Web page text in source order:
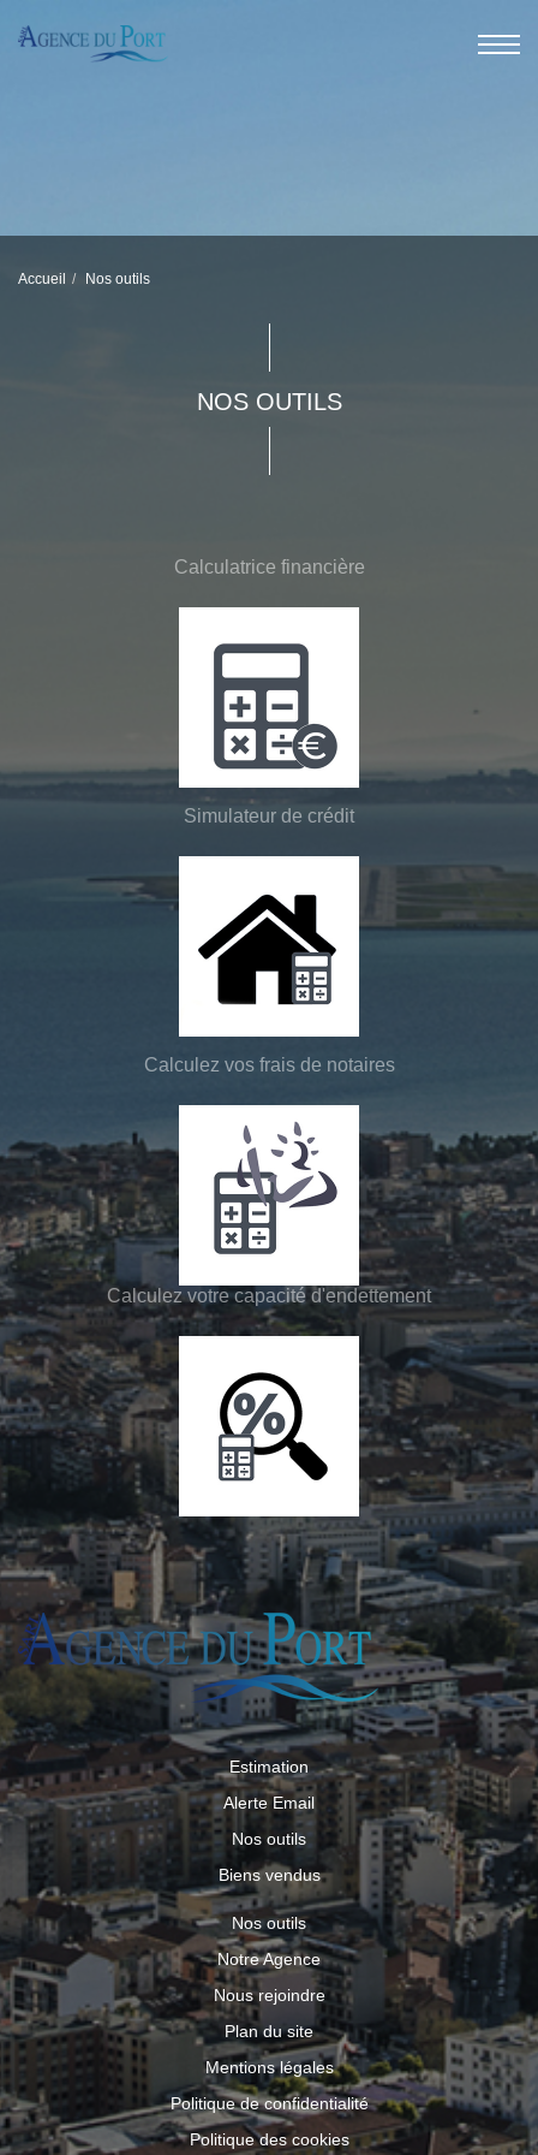
Accueil Nos outils
NOS OUTILS
Calculatrice financière
Simulateur de crédit
Calculez vos frais de notaires
Calculez votre capacité d'endettement
Estimation
Alerte Email
Nos outils
Biens vendus
Nos outils
Notre Agence
Nous rejoindre
Plan du site
Mentions légales
Politique de confidentialité
Politique des cookies